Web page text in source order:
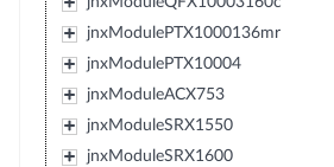
jnxModulePTX1000136mr
jnxModulePTX10004
jnxModuleACX753
jnxModuleSRX1550
jnxModuleSRX1600